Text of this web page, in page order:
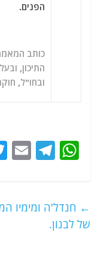
הפנים.
כותב
התיכון,
ובחו"ל,
W
s
A
T
g
E
l ← חנדל'ה ומימיו
של לבנון.